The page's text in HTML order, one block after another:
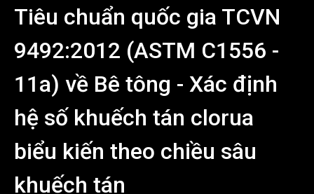
Tiêu chuẩn quốc gia TCVN
9492:2012 (ASTM C1556 -
11a) về Bê tông - Xác định
hệ số khuếch tán clorua
biểu kiến theo chiều sâu
khuếch tán